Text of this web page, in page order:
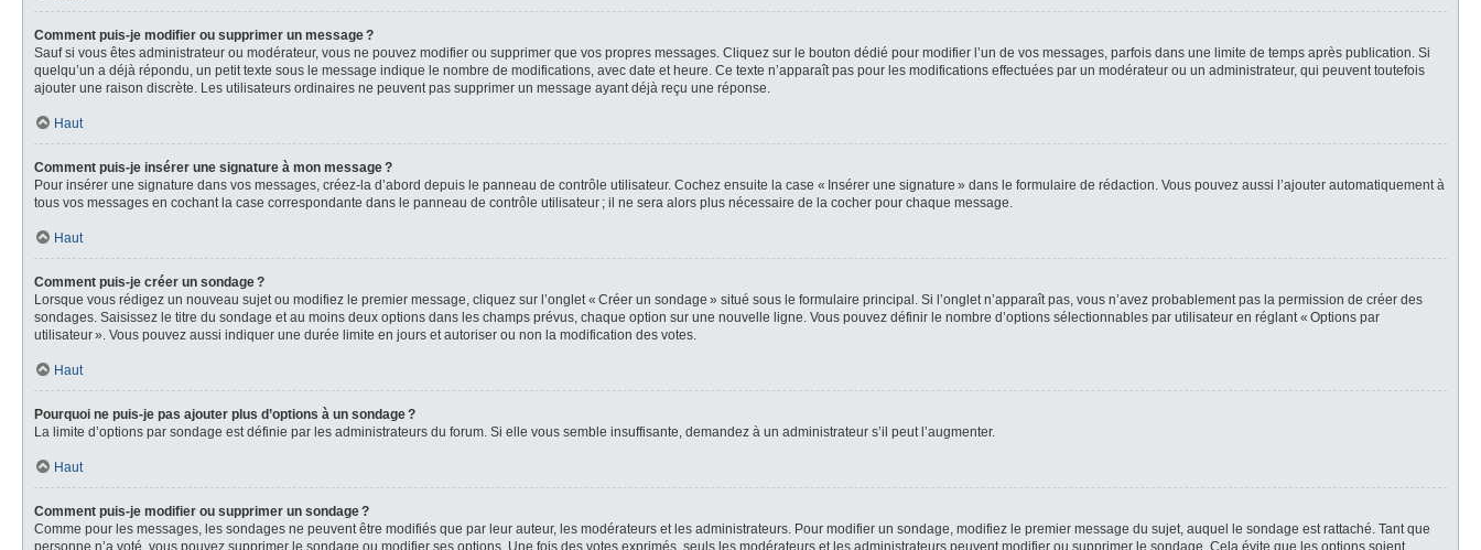
Comment puis-je modifier ou supprimer un message ?
Sauf si vous êtes administrateur ou modérateur, vous ne pouvez modifier ou supprimer que vos propres messages. Cliquez sur le bouton dédié pour modifier l’un de vos messages, parfois dans une limite de temps après publication. Si
quelqu’un a déjà répondu, un petit texte sous le message indique le nombre de modifications, avec date et heure. Ce texte n’apparaît pas pour les modifications effectuées par un modérateur ou un administrateur, qui peuvent toutefois
ajouter une raison discrète. Les utilisateurs ordinaires ne peuvent pas supprimer un message ayant déjà reçu une réponse.
Haut
Comment puis-je insérer une signature à mon message ?
Pour insérer une signature dans vos messages, créez-la d’abord depuis le panneau de contrôle utilisateur. Cochez ensuite la case « Insérer une signature » dans le formulaire de rédaction. Vous pouvez aussi l’ajouter automatiquement à
tous vos messages en cochant la case correspondante dans le panneau de contrôle utilisateur ; il ne sera alors plus nécessaire de la cocher pour chaque message.
Haut
Comment puis-je créer un sondage ?
Lorsque vous rédigez un nouveau sujet ou modifiez le premier message, cliquez sur l’onglet « Créer un sondage » situé sous le formulaire principal. Si l’onglet n’apparaît pas, vous n’avez probablement pas la permission de créer des
sondages. Saisissez le titre du sondage et au moins deux options dans les champs prévus, chaque option sur une nouvelle ligne. Vous pouvez définir le nombre d’options sélectionnables par utilisateur en réglant « Options par
utilisateur ». Vous pouvez aussi indiquer une durée limite en jours et autoriser ou non la modification des votes.
Haut
Pourquoi ne puis-je pas ajouter plus d’options à un sondage ?
La limite d’options par sondage est définie par les administrateurs du forum. Si elle vous semble insuffisante, demandez à un administrateur s’il peut l’augmenter.
Haut
Comment puis-je modifier ou supprimer un sondage ?
Comme pour les messages, les sondages ne peuvent être modifiés que par leur auteur, les modérateurs et les administrateurs. Pour modifier un sondage, modifiez le premier message du sujet, auquel le sondage est rattaché. Tant que
personne n’a voté, vous pouvez supprimer le sondage ou modifier ses options. Une fois des votes exprimés, seuls les modérateurs et les administrateurs peuvent modifier ou supprimer le sondage. Cela évite que les options soient